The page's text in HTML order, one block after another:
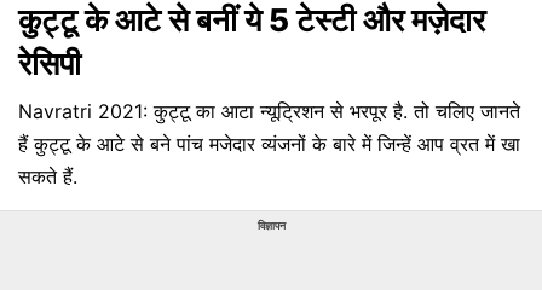
कुट्टू के आटे से बनीं ये 5 टेस्टी और मज़ेदार
रेसिपी
Navratri 2021: कुट्टू का आटा न्यूट्रिशन से भरपूर है. तो चलिए जानते
हैं कुट्टू के आटे से बने पांच मजेदार व्यंजनों के बारे में जिन्हें आप व्रत में खा
सकते हैं.
विज्ञापन